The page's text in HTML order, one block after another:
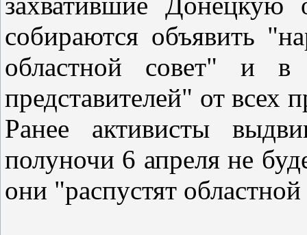
собираются объявить
областной совет" и в
представителей" от всех
Ранее активисты
полуночи 6 апреля не
они "распустят